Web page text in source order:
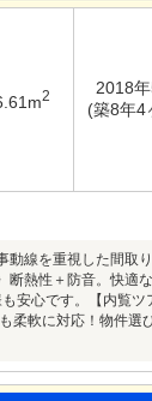
2
2018年
(築8年4
動線を重視した間取
断熱性＋防音。快適
安心です。【内覧ツ
柔軟に対応！物件選